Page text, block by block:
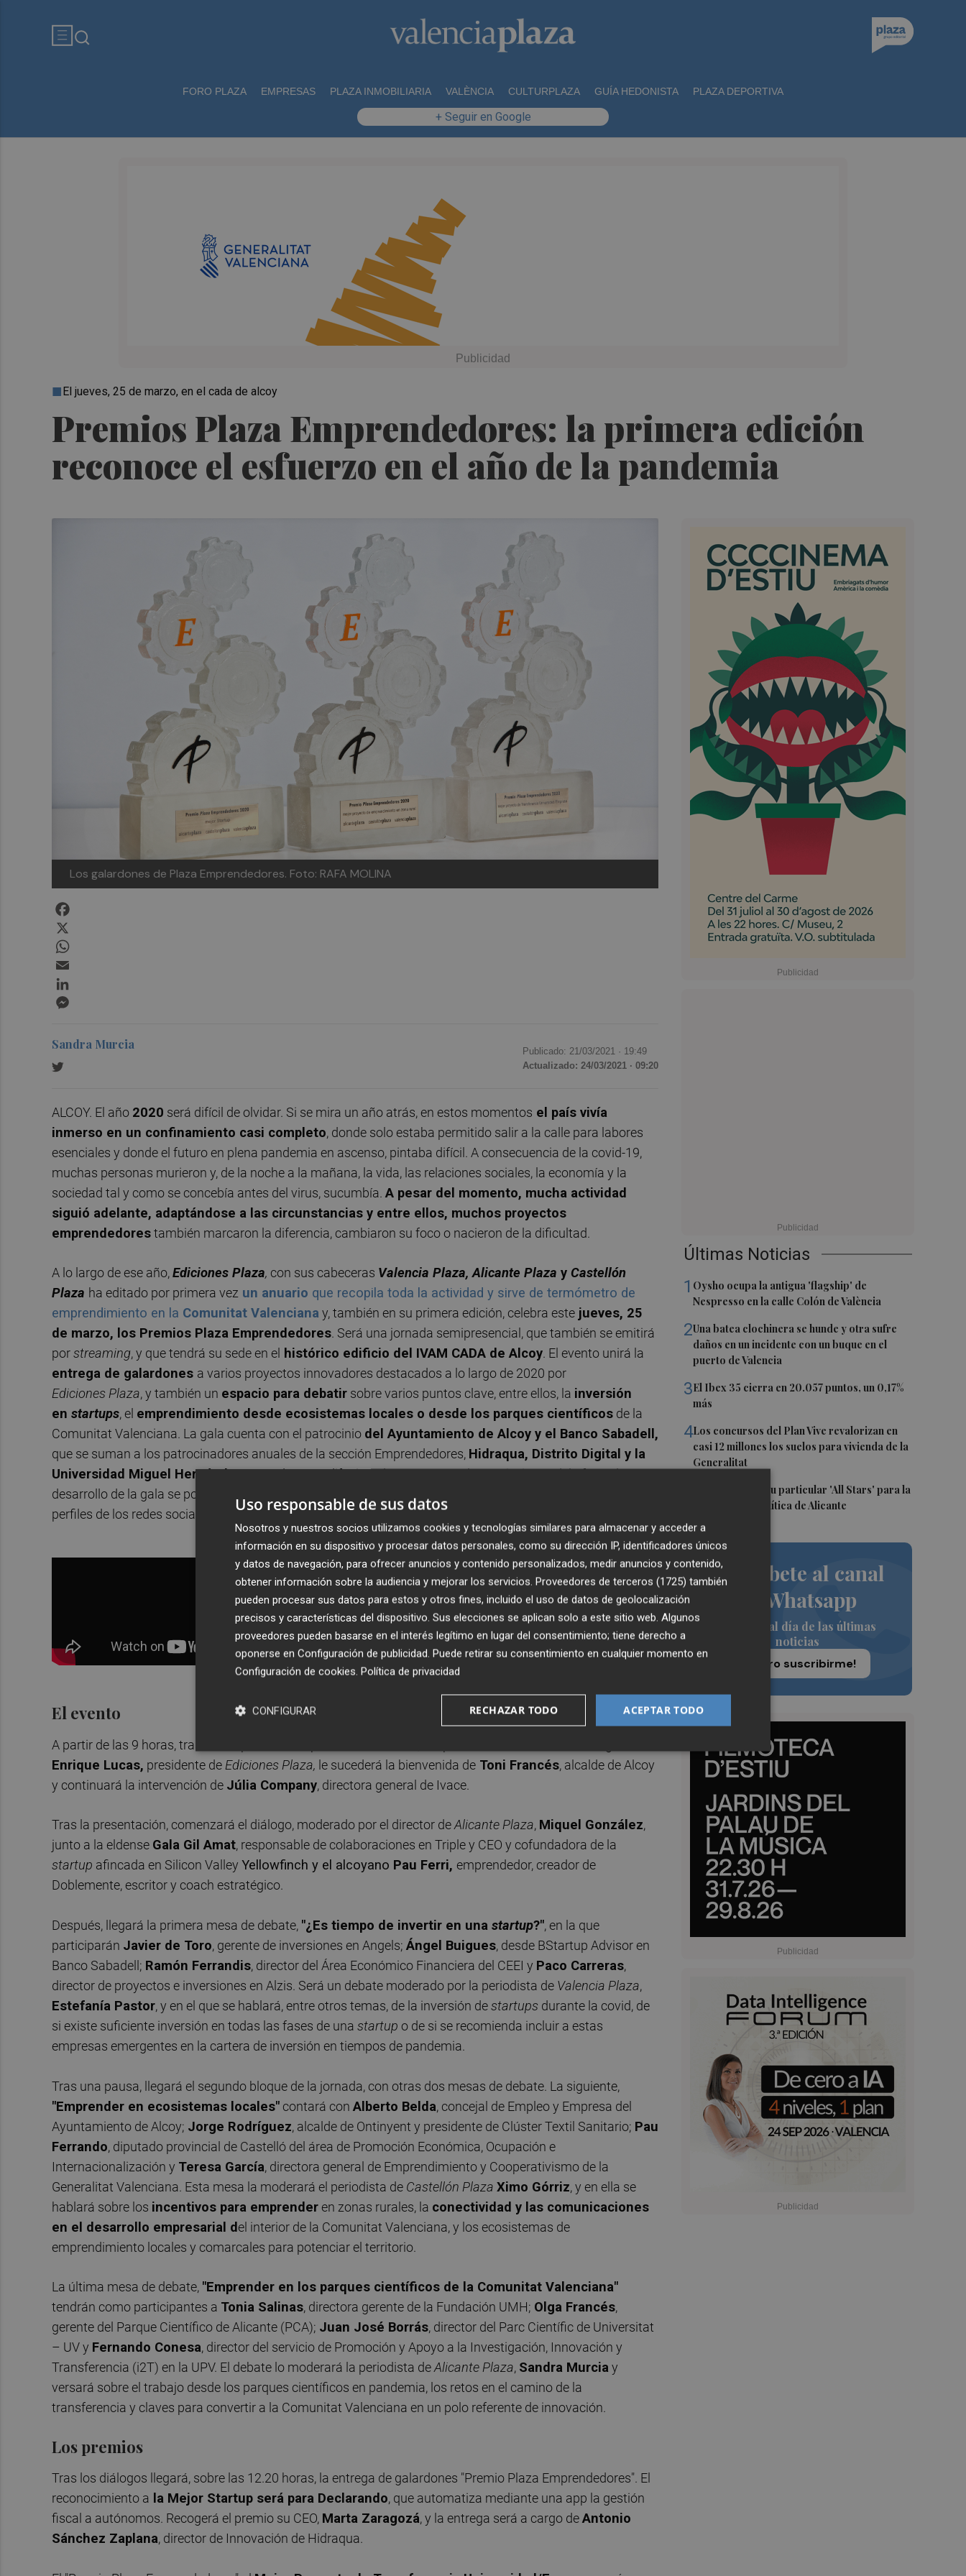
FORO PLAZA EMPRESAS PLAZA INMOBILIARIA VALÈNCIA CULTURPLAZA GUÍA HEDONISTA PLAZA DEPORTIVA
+ Seguir en Google
Premios Plaza Emprendedores: la primera edición
reconoce el esfuerzo en el año de la pandemia
El jueves, 25 de marzo, en el cada de alcoy
Los galardones de Plaza Emprendedores. Foto: RAFA MOLINA
Últimas Noticias
1 Oysho ocupa la antigua 'flagship' de
Nespresso en la calle Colón de València
2Una batea clochinera se hunde y otra sufre
daños en un incidente con un buque en el
puerto de Valencia
3El Ibex 35 cierra en 20.057 puntos, un 0,17%
más
4Los concursos del Plan Vive revalorizan en
casi 12 millones los suelos para vivienda de la
Generalitat
El PSPV ultima su particular 'All Stars' para la
Conferencia Política de Alicante
Suscríbete al canal
de Whatsapp
Siempre al día de las últimas
noticias
¡Quiero suscribirme!
Sandra Murcia Publicado: 21/03/2021 · 19:49
Actualizado: 24/03/2021 · 09:20
ALCOY. El año 2020 será difícil de olvidar. Si se mira un año atrás, en estos momentos el país vivía
inmerso en un confinamiento casi completo, donde solo estaba permitido salir a la calle para labores
esenciales y donde el futuro en plena pandemia en ascenso, pintaba difícil. A consecuencia de la covid-19,
muchas personas murieron y, de la noche a la mañana, la vida, las relaciones sociales, la economía y la
sociedad tal y como se concebía antes del virus, sucumbía. A pesar del momento, mucha actividad
siguió adelante, adaptándose a las circunstancias y entre ellos, muchos proyectos
emprendedorestambién marcaron la diferencia, cambiaron su foco o nacieron de la dificultad.
A lo largo de ese año,Ediciones Plaza, con sus cabeceras Valencia Plaza, Alicante Plaza y Castellón
Plaza ha editado por primera vez un anuario que recopila toda la actividad y sirve de termómetro de
emprendimiento en la Comunitat Valenciana y, también en su primera edición, celebra este jueves, 25
de marzo, los Premios Plaza Emprendedores. Será una jornada semipresencial, que también se emitirá
porstreaming, y que tendrá su sede en el histórico edificio del IVAM CADA de Alcoy. El evento unirá la
entrega de galardones a varios proyectos innovadores destacados a lo largo de 2020 por
EdicionesPlaza, y también un espacio para debatir sobre varios puntos clave, entre ellos, la inversión
en startups, el emprendimiento desde ecosistemas locales o desde los parques científicos de la
Comunitat Valenciana. La gala cuenta con el patrocinio del Ayuntamiento de Alcoy y el Banco Sabadell,
que se suman a los patrocinadores anuales de la sección Emprendedores, Hidraqua, Distrito Digital y la
Universidad Miguel Hernández. Para dar más difusión al evento y ante la restricciones del aforo, el
desarrollo de la gala se podrá seguir en directo en el canal de Youtube de
perfiles de los redes sociales.
El evento
A partir de las 9 horas, tras la recepción de las personas invitadas, la apertura del acto correrá a cargo de
Enrique Lucas, presidente de Ediciones Plaza, le sucederá la bienvenida de Toni Francés, alcalde de Alcoy
y continuará la intervención de Júlia Company, directora general de Ivace.
Tras la presentación, comenzará el diálogo, moderado por el director deAlicante Plaza, Miquel González,
junto a la eldense Gala Gil Amat, responsable de colaboraciones en Triple y CEO y cofundadora de la
startup afincada en Silicon Valley Yellowfinch y el alcoyano Pau Ferri, emprendedor, creador de
Doblemente, escritor y coach estratégico.
Después, llegará la primera mesa de debate, "¿Es tiempo de invertir en una startup?", en la que
participarán Javier de Toro, gerente de inversiones en Angels; Ángel Buigues, desde BStartup Advisor en
Banco Sabadell; Ramón Ferrandis, director del Área Económico Financiera del CEEI y Paco Carreras,
director de proyectos e inversiones en Alzis. Será un debate moderado por la periodista de Valencia Plaza,
Estefanía Pastor, y en el que se hablará, entre otros temas, de la inversión destartups durante la covid, de
si existe suficiente inversión en todas las fases de una startup o de si se recomienda incluir a estas
empresas emergentes en la cartera de inversión en tiempos de pandemia.
Tras una pausa, llegará el segundo bloque de la jornada, con otras dos mesas de debate. La siguiente,
"Emprender en ecosistemas locales" contará con Alberto Belda, concejal de Empleo y Empresa del
Ayuntamiento de Alcoy; Jorge Rodríguez, alcalde de Ontinyent y presidente de Clúster Textil Sanitario; Pau
Ferrando, diputado provincial de Castelló del área de Promoción Económica, Ocupación e
Internacionalización y Teresa García, directora general de Emprendimiento y Cooperativismo de la
Generalitat Valenciana. Esta mesa la moderará el periodista de Castellón Plaza Ximo Górriz, y en ella se
hablará sobre los incentivos para emprender en zonas rurales, la conectividad y las comunicaciones
en el desarrollo empresarial del interior de la Comunitat Valenciana, y los ecosistemas de
emprendimiento locales y comarcales para potenciar el territorio.
La última mesa de debate, "Emprender en los parques científicos de la Comunitat Valenciana"
tendrán como participantes a Tonia Salinas, directora gerente de la Fundación UMH; Olga Francés,
gerente del Parque Científico de Alicante (PCA); Juan José Borrás, director del Parc Científic de Universitat
– UV y Fernando Conesa, director del servicio de Promoción y Apoyo a la Investigación, Innovación y
Transferencia (i2T) en la UPV. El debate lo moderará la periodista deAlicante Plaza, Sandra Murciay
versará sobre el trabajo desde los parques científicos en pandemia, los retos en el camino de la
transferencia y claves para convertir a la Comunitat Valenciana en un polo referente de innovación.
Los premios
Tras los diálogos llegará, sobre las 12.20 horas, la entrega de galardones "Premio Plaza Emprendedores". El
reconocimiento a la Mejor Startup será para Declarando, que automatiza mediante una app la gestión
fiscal a autónomos. Recogerá el premio su CEO, Marta Zaragozá, y la entrega será a cargo deAntonio
Sánchez Zaplana, director de Innovación de Hidraqua.
Uso responsable de sus datos
Nosotros y nuestros socios utilizamos cookies y tecnologías similares para almacenar y acceder a
información en su dispositivo y procesar datos personales, como su dirección IP, identificadores únicos
y datos de navegación, para ofrecer anuncios y contenido personalizados, medir anuncios y contenido,
obtener información sobre la audiencia y mejorar los servicios. Proveedores de terceros (1725) también
pueden procesar sus datos para estos y otros fines, incluido el uso de datos de geolocalización
precisos y características del dispositivo. Sus elecciones se aplican solo a este sitio web. Algunos
proveedores pueden basarse en el interés legítimo en lugar del consentimiento; tiene derecho a
oponerse en Configuración de publicidad. Puede retirar su consentimiento en cualquier momento en
Configuración de cookies. Política de privacidad
ACEPTAR TODO
RECHAZAR TODO
CONFIGURAR